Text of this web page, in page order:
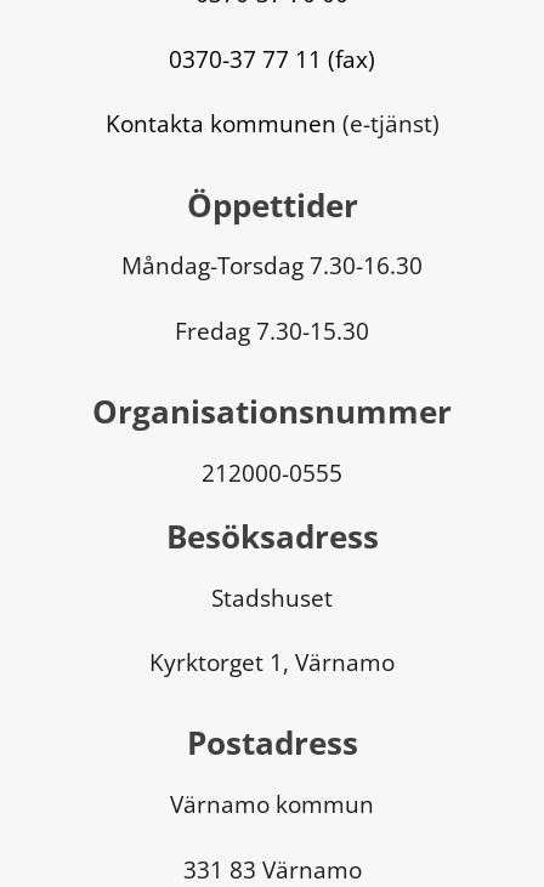
0370-37 77 11 (fax)
Kontakta kommunen (e-tjänst)
Öppettider
Måndag-Torsdag 7.30-16.30
Fredag 7.30-15.30
Organisationsnummer
212000-0555
Besöksadress
Stadshuset
Kyrktorget 1, Värnamo
Postadress
Värnamo kommun
331 83 Värnamo